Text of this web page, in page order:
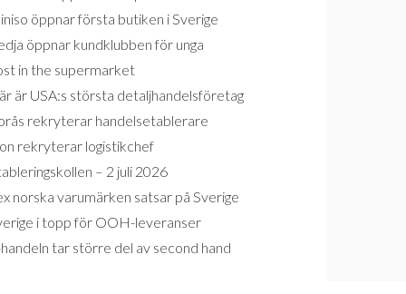
öppnar första butiken i Sverige
öppnar kundklubben för unga
in the supermarket
är USA:s största detaljhandelsföretag
rekryterar handelsetablerare
rekryterar logistikchef
– 2 juli 2026
norska varumärken satsar på Sverige
i topp för OOH-leveranser
tar större del av second hand